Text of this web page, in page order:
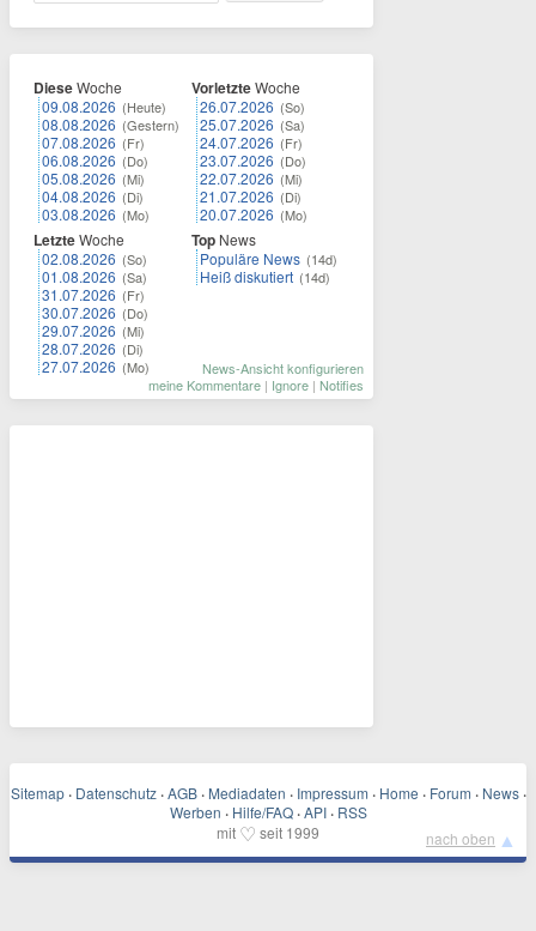
DieseWoche
09.08.2026 (Heute)
08.08.2026 (Gestern)
07.08.2026 (Fr)
06.08.2026 (Do)
05.08.2026 (Mi)
04.08.2026 (Di)
03.08.2026 (Mo)
LetzteWoche
02.08.2026 (So)
01.08.2026 (Sa)
31.07.2026 (Fr)
30.07.2026 (Do)
29.07.2026 (Mi)
28.07.2026 (Di)
27.07.2026 (Mo)
VorletzteWoche
26.07.2026 (So)
25.07.2026 (Sa)
24.07.2026 (Fr)
23.07.2026 (Do)
22.07.2026 (Mi)
21.07.2026 (Di)
20.07.2026 (Mo)
Top News
Populäre News (14d)
Heiß diskutiert (14d)
News-Ansicht konfigurieren
meine Kommentare | Ignore | Notifies
Sitemap · Datenschutz · AGB · Mediadaten · Impressum · Home · Forum · News ·
Werben · Hilfe/FAQ · API · RSS
mit ♡ seit 1999 nach oben ▲